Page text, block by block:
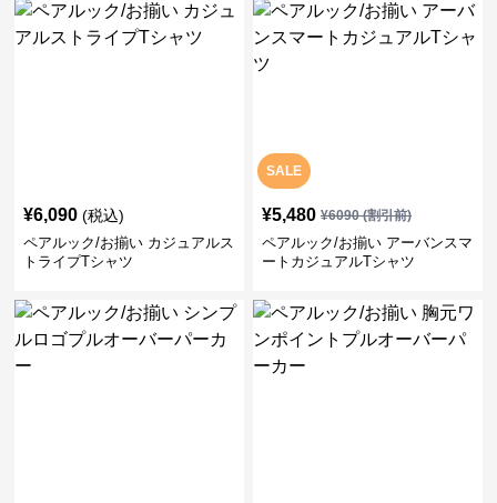
¥6,090 (税込)
ペアルック/お揃い カジュアルス
トライプTシャツ
SALE
¥5,480 ¥6090(割引前)
ペアルック/お揃い アーバンスマ
ートカジュアルTシャツ